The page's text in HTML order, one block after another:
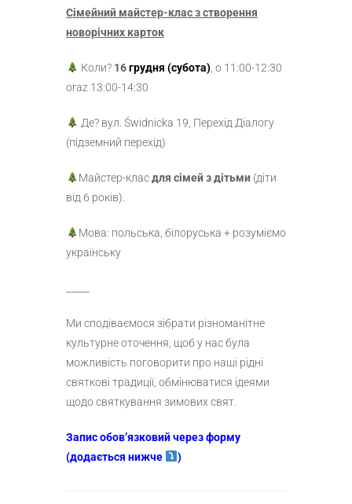
Сімейний майстер-клас з створення
новорічних карток
Коли?16грудня (субота), о 11:00-12:30
oraz 13:00-14:30
Де? вул. Świdnickа 19, Перехід Діалогу
(підземний перехід)
Майстер-класдля сімей з дітьми(діти
від 6 років).
Мова: польська, білоруська + розуміємо
українську
Ми сподіваємося зібрати різноманітне
культурне оточення, щоб у нас була
можливість поговорити про наші рідні
святкові традиції, обмінюватися ідеями
щодо святкування зимових свят.
Запис обов’язковий через форму
(додається нижче
)